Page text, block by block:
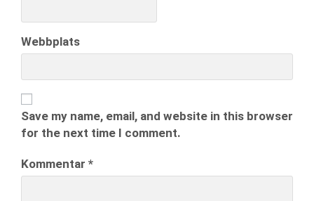
Webbplats
Save my name, email, and website in this browser
for the next time I comment.
Kommentar *